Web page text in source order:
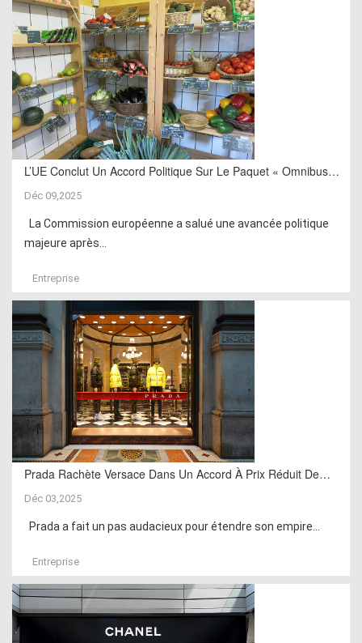
L’UE Conclut Un Accord Politique Sur Le Paquet « Omnibus…
Déc 09,2025
La Commission européenne a salué une avancée politique
majeure après...
Entreprise
Prada Rachète Versace Dans Un Accord À Prix Réduit De…
Déc 03,2025
Prada a fait un pas audacieux pour étendre son empire...
Entreprise